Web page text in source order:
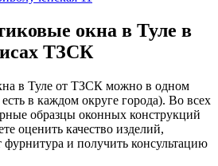
окна в Туле в
ТЗСК
в Туле от ТЗСК можно в одном
в каждом округе города). Во всех
образцы оконных конструкций
оценить качество изделий,
фурнитура и получить консультацию